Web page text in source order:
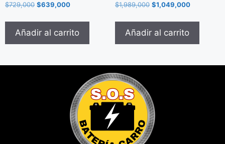
$729,000 $639,000
Añadir al carrito
$1,989,000 $1,049,000
Añadir al carrito